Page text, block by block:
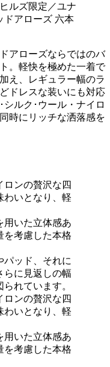
ルズ限定／ユナ
ドアローズ 六本
アローズならではのバ
。軽快を極めた一着で
え、レギュラー幅のラ
ドレスな装いにも対応
ルク･ウール・ナイロ
時にリッチな洒落感を